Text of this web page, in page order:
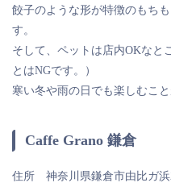
餃子のような形が特徴のもち
す。
そして、ペットは店内OKなと
とはNGです。）
寒い冬や雨の日でも楽しむこと
Caffe Grano 鎌倉
住所 神奈川県鎌倉市由比ガ浜